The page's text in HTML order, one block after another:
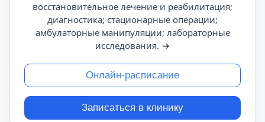
восстановительное лечение и реабилитация;
диагностика; стационарные операции;
амбулаторные манипуляции; лабораторные
исследования. →
Онлайн-расписание
Записаться в клинику